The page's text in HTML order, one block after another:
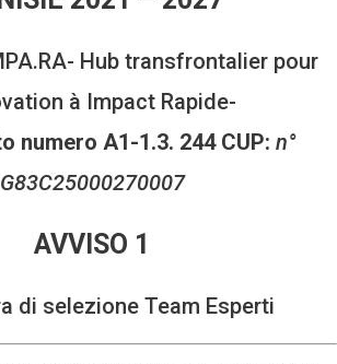
Hub transfrontalier pour
à Impact Rapide-
numero A1-1.3. 244 CUP: n°
G83C25000270007
AVVISO 1
di selezione Team Esperti